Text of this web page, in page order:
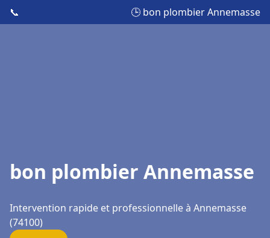
📞 🕒 bon plombier Annemasse
bon plombier Annemasse
Intervention rapide et professionnelle à Annemasse
(74100)